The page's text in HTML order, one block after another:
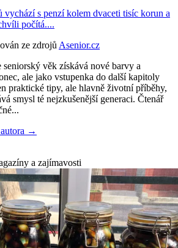
vychází s penzí kolem dvaceti tisíc korun a
počítá....
ze zdrojů Asenior.cz
věk získává nové barvy a
ale jako vstupenka do další kapitoly
praktické tipy, ale hlavně životní příběhy,
smysl té nejzkušenější generaci. Čtenář
→
a zajímavosti